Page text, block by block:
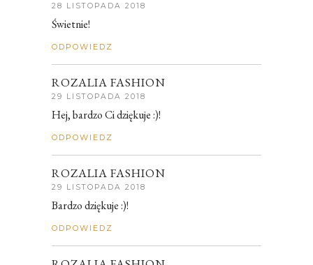
28 LISTOPADA 2018
Świetnie!
ODPOWIEDZ
ROZALIA FASHION
29 LISTOPADA 2018
Hej, bardzo Ci dziękuje :)!
ODPOWIEDZ
ROZALIA FASHION
29 LISTOPADA 2018
Bardzo dziękuje :)!
ODPOWIEDZ